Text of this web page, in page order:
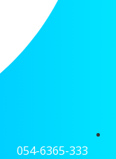
054-6365-333